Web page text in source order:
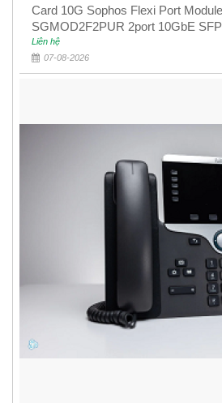
Card 10G Sophos Flexi Port
SGMOD2F2PUR 2port 10GbE
Liên hệ
07-08-2026